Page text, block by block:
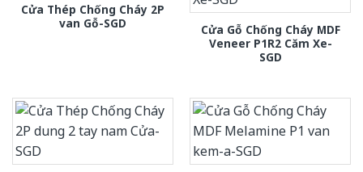
Cửa Thép Chống Cháy 2P
van Gỗ-SGD
Cửa Gỗ Chống Cháy MDF
Veneer P1R2 Căm Xe-
SGD